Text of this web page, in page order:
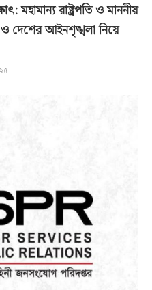
মহামান্য রাষ্ট্রপতি ও মাননীয়
ও দেশের আইনশৃঙ্খলা নিয়ে